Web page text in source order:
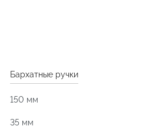
Бархатные ручки
150 мм
35 мм